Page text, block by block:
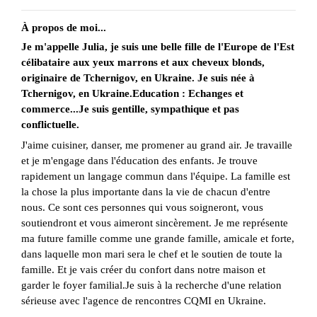
À propos de moi...
Je m'appelle Julia, je suis une belle fille de l'Europe de l'Est
célibataire aux yeux marrons et aux cheveux blonds,
originaire de Tchernigov, en Ukraine. Je suis née à
Tchernigov, en Ukraine.Education : Echanges et
commerce...Je suis gentille, sympathique et pas
conflictuelle.
J'aime cuisiner, danser, me promener au grand air. Je travaille
et je m'engage dans l'éducation des enfants. Je trouve
rapidement un langage commun dans l'équipe. La famille est
la chose la plus importante dans la vie de chacun d'entre
nous. Ce sont ces personnes qui vous soigneront, vous
soutiendront et vous aimeront sincèrement. Je me représente
ma future famille comme une grande famille, amicale et forte,
dans laquelle mon mari sera le chef et le soutien de toute la
famille. Et je vais créer du confort dans notre maison et
garder le foyer familial.Je suis à la recherche d'une relation
sérieuse avec l'agence de rencontres CQMI en Ukraine.